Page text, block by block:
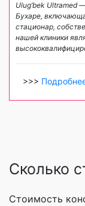
Ulug’bek Ultramed
Бухаре,
стационар,
нашей клиники
>>>
Сколько
Стоимость